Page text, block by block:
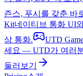
즌스, 푸시를 갖춘 바
Kit네이티브 통화 UI
상 통화.
UTD
세요 — UTD가 여러
둘러보기